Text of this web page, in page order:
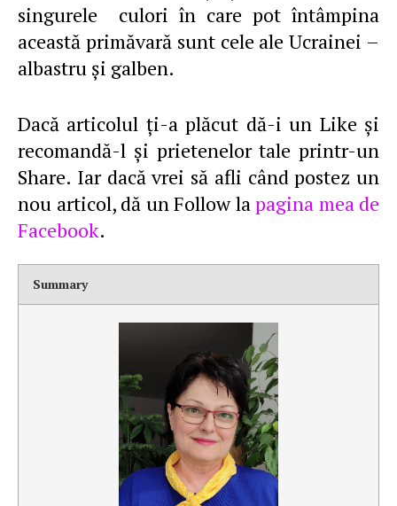
singurele culori în care pot întâmpina
această primăvară sunt cele ale Ucrainei –
albastru şi galben.
Dacă articolul ţi-a plăcut dă-i un Like şi
recomandă-l şi prietenelor tale printr-un
Share. Iar dacă vrei să afli când postez un
nou articol, dă un Follow lapagina mea de
Facebook.
Summary